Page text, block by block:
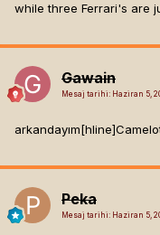
while three Ferrari's are
Gawain
Mesaj tarihi: Haziran 5,
arkandayım[hline]
Peka
Mesaj tarihi: Haziran 5,